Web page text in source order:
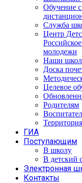
Обучение
Служба
Центр
молодежи
Наши
Доска
Целевое
Родителям
ГИА
Поступающим
В школу
В детский
Электронная
Контакты